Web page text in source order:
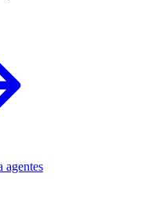
agentes